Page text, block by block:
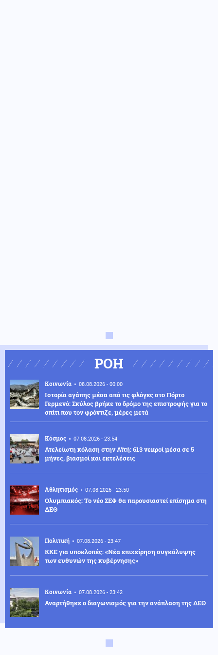
ΡΟΗ
Κοινωνία 08.08.2026 - 00:00
Ιστορία αγάπης μέσα από τις φλόγες στο Πόρτο
Γερμενό: Σκύλος βρήκε το δρόμο της επιστροφής για το
σπίτι που τον φρόντιζε, μέρες μετά
Κόσμος 07.08.2026 - 23:54
Ατελείωτη κόλαση στην Αϊτή: 613 νεκροί μέσα σε 5
μήνες, βιασμοί και εκτελέσεις
Αθλητισμός 07.08.2026 - 23:50
Ολυμπιακός: Το νέο ΣΕΦ θα παρουσιαστεί επίσημα στη
ΔΕΘ
Πολιτική 07.08.2026 - 23:47
ΚΚΕ για υποκλοπές: «Νέα επιχείρηση συγκάλυψης
των ευθυνών της κυβέρνησης»
Κοινωνία 07.08.2026 - 23:42
Αναρτήθηκε ο διαγωνισμός για την ανάπλαση της ΔΕΘ